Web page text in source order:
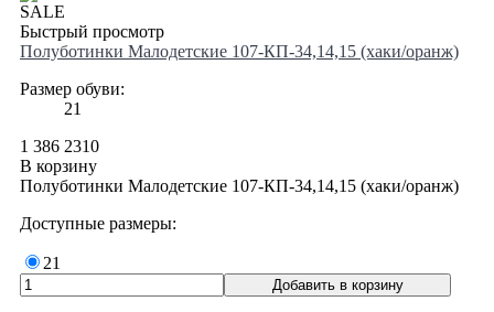
SALE
Быстрый просмотр
Полуботинки Малодетские 107-КП-34,14,15 (хаки/оранж)
Размер обуви:
21
1 386 2310
В корзину
Полуботинки Малодетские 107-КП-34,14,15 (хаки/оранж)
Доступные размеры:
21